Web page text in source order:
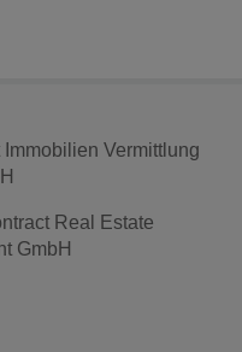
Vermittlung
Real Estate
GmbH